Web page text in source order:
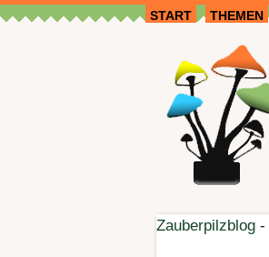
START THEMEN
Zauberpilzblog -